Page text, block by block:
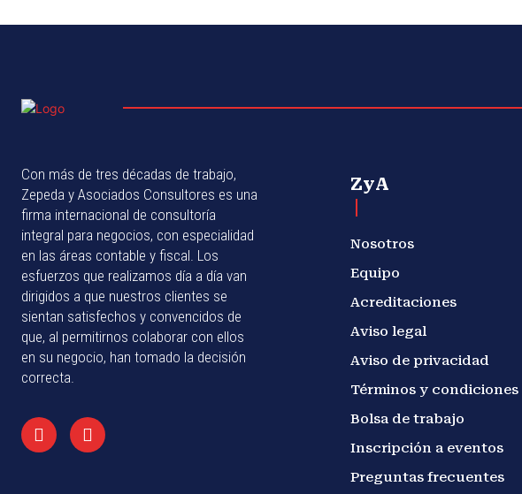
Con más de tres décadas de trabajo,
Zepeda y Asociados Consultores es una
firma internacional de consultoría
integral para negocios, con especialidad
en las áreas contable y fiscal. Los
esfuerzos que realizamos día a día van
dirigidos a que nuestros clientes se
sientan satisfechos y convencidos de
que, al permitirnos colaborar con ellos
en su negocio, han tomado la decisión
correcta.
ZyA
Nosotros
Equipo
Acreditaciones
Aviso legal
Aviso de privacidad
Términos y condiciones
Bolsa de trabajo
Inscripción a eventos
Preguntas frecuentes